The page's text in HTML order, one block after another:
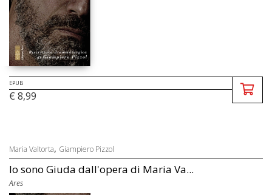
EPUB
€ 8,99
Maria Valtorta, Giampiero Pizzol
Io sono Giuda dall'opera di Maria Va...
Ares